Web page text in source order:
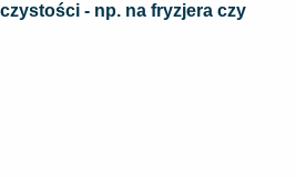
- np. na fryzjera czy